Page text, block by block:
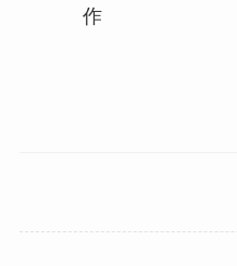
作